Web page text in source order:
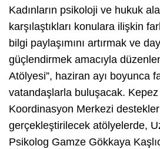
Kadınların psikoloji ve hukuk
karşılaştıkları konulara ilişkin
bilgi paylaşımını artırmak ve
güçlendirmek amacıyla
Atölyesi”, haziran ayı boyunca
vatandaşlarla buluşacak. Kepez
Koordinasyon Merkezi
gerçekleştirilecek atölyelerde,
Psikolog Gamze Gökkaya